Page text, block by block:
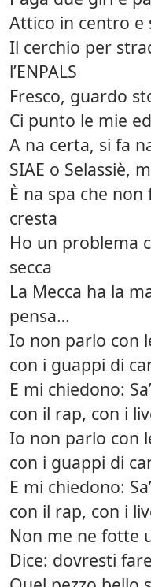
Attico in centro e
Il cerchio per
l’ENPALS
Fresco, guardo
Ci punto le mie
A na certa, si fa
SIAE o Selassiè,
È na spa che non
cresta
Ho un problema
secca
La Mecca ha la
pensa…
Io non parlo con
con i guappi di
E mi chiedono:
con il rap, con i
Io non parlo con
con i guappi di
E mi chiedono:
con il rap, con i
Non me ne fotte
Dice: dovresti